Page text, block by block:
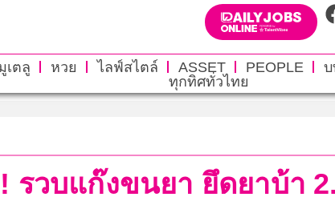
เตลู หวย ไลฟ์สไตล์ ASSET PEOPLE
ทุกทิศทั่วไทย
รวบแก๊งขนยา ยึดยาบ้า